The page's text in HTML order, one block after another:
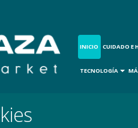
INICIO CUIDADO E
TECNOLOGÍA